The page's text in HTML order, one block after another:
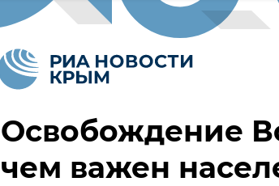
Освобождение
чем важен